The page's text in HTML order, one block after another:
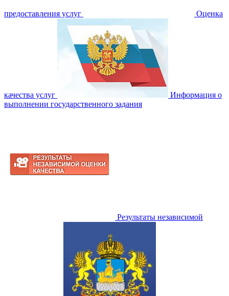
предоставления услуг Оценка
качества услуг
Информация о
выполнении государственного задания
Результаты независимой